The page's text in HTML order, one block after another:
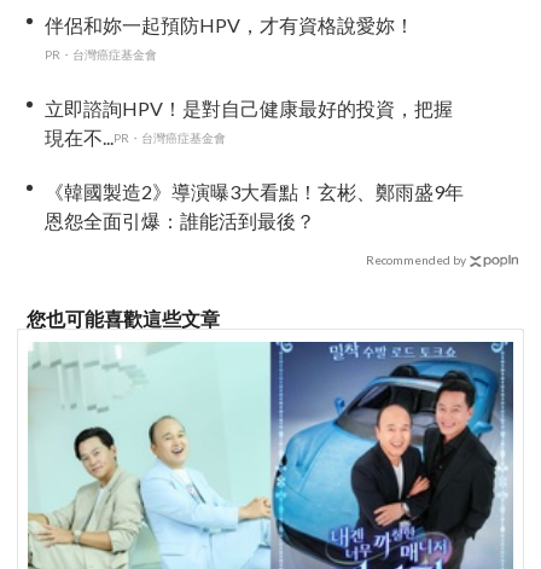
伴侶和妳一起預防HPV，才有資格說愛妳！
PR・台灣癌症基金會
立即諮詢HPV！是對自己健康最好的投資，把握
現在不...PR・台灣癌症基金會
《韓國製造2》導演曝3大看點！玄彬、鄭雨盛9年
恩怨全面引爆：誰能活到最後？
Recommended by
您也可能喜歡這些文章